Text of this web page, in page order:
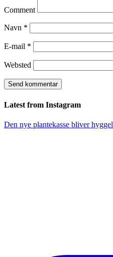
Comment
Navn *
E-mail *
Websted
Latest from Instagram
Den nye plantekasse bliver